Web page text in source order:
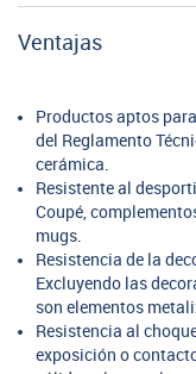
Ventajas
Productos aptos
del Reglamento
cerámica.
Resistente al
Coupé,
mugs.
Resistencia de la
Excluyendo las
son elementos
Resistencia al
exposición o